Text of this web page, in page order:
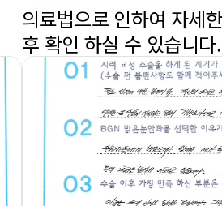
의료법으로 인하여 자세
후 확인 하실 수 있습니다.